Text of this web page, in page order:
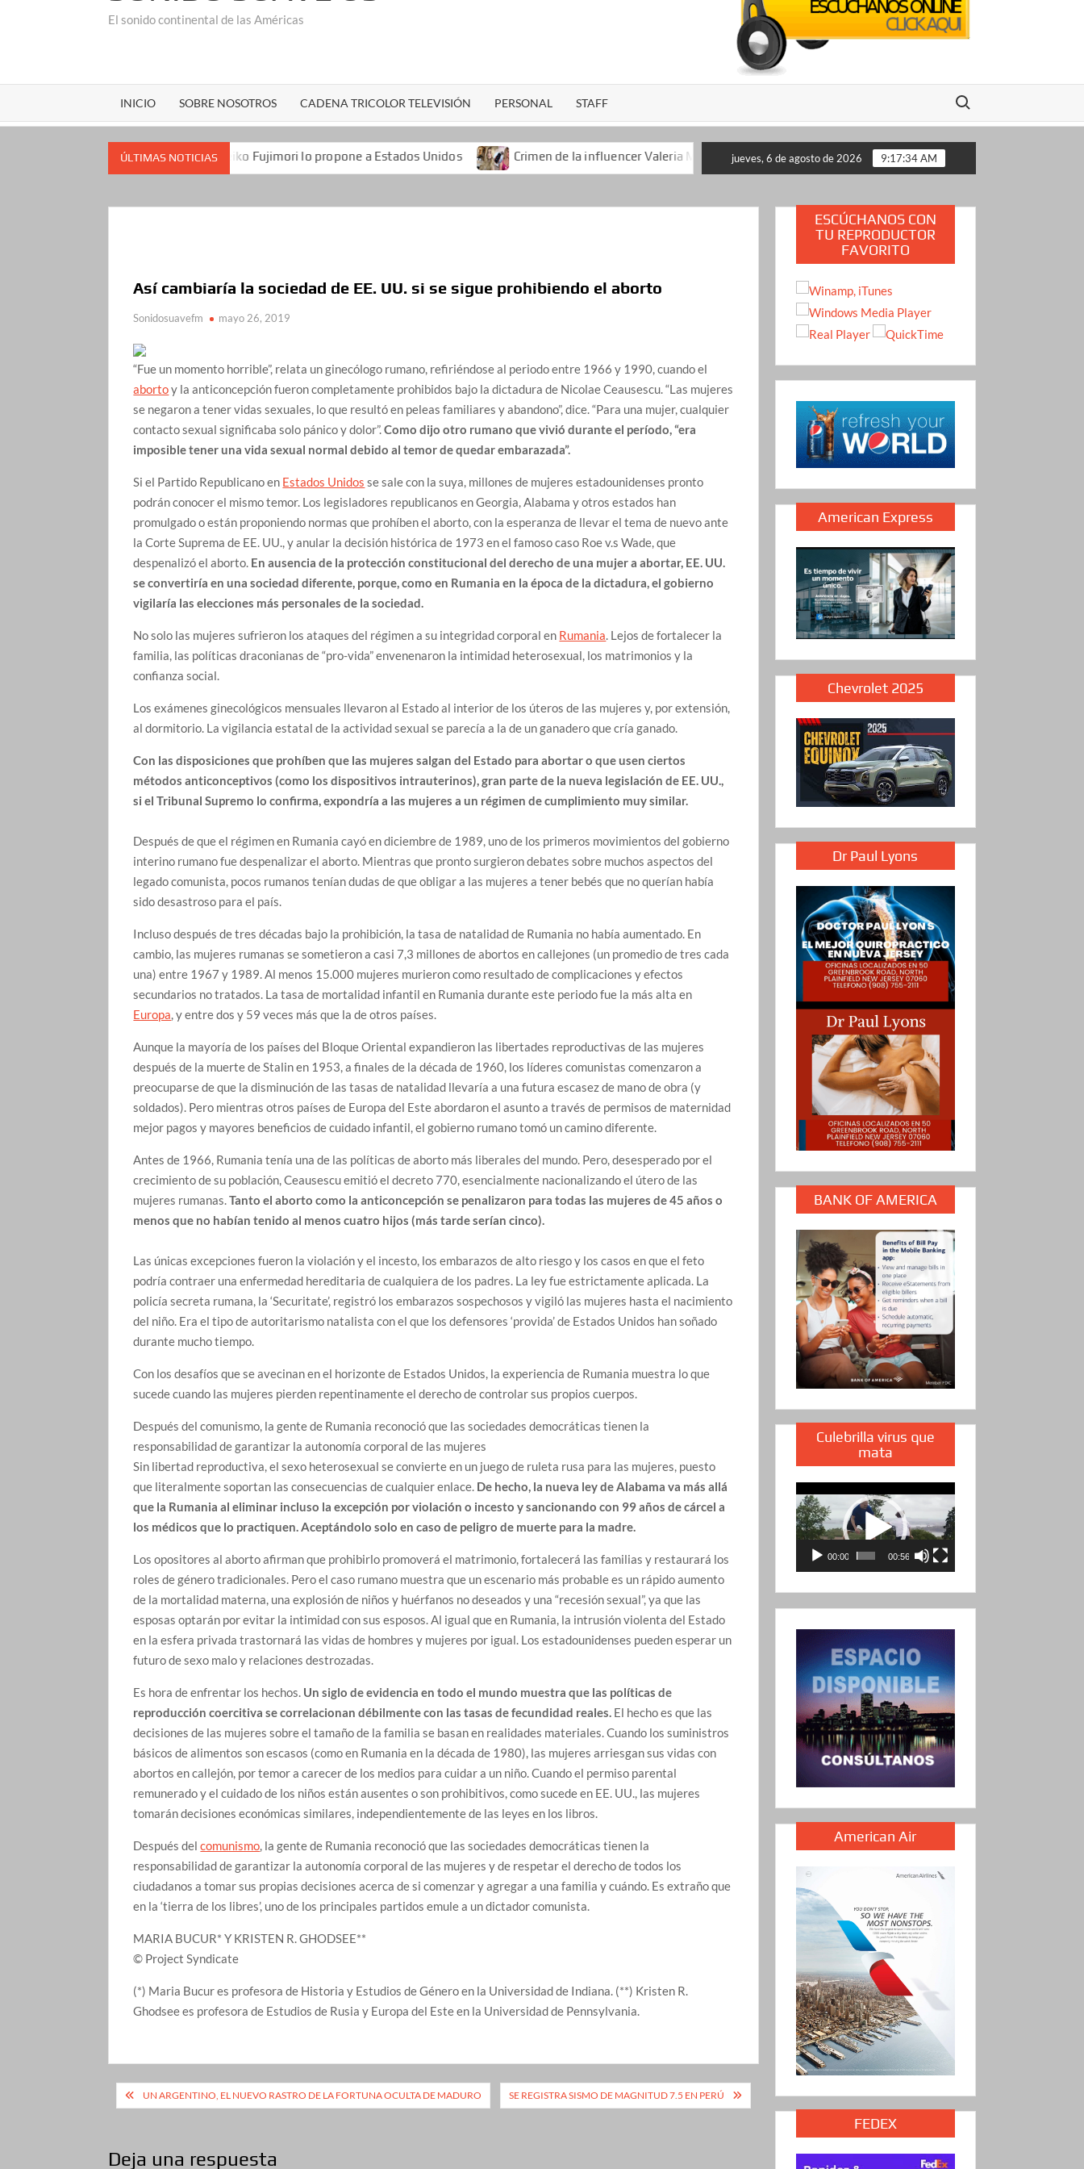
El sonido continental de las Américas
INICIO SOBRE NOSOTROS CADENA TRICOLOR TELEVISIÓN PERSONAL STAFF
Buscar:
ÚLTIMAS NOTICIAS
Keiko Fujimori lo propone a Estados Unidos Crimen de la influencer Valeria Márquez durante una transmisión en vivo en México: se conocen pistas clave del
jueves, 6 de agosto de 2026 9:17:36 AM
Así cambiaría la sociedad de EE. UU. si se sigue prohibiendo el aborto
Sonidosuavefm mayo 26, 2019
“Fue un momento horrible”, relata un ginecólogo rumano, refiriéndose al periodo entre 1966 y 1990, cuando el
abortoy la anticoncepción fueron completamente prohibidos bajo la dictadura de Nicolae Ceausescu. “Las mujeres
se negaron a tener vidas sexuales, lo que resultó en peleas familiares y abandono”, dice. “Para una mujer, cualquier
contacto sexual significaba solo pánico y dolor”.Como dijo otro rumano que vivió durante el período, “era
imposible tener una vida sexual normal debido al temor de quedar embarazada”.
Si el Partido Republicano en Estados Unidos se sale con la suya, millones de mujeres estadounidenses pronto
podrán conocer el mismo temor. Los legisladores republicanos en Georgia, Alabama y otros estados han
promulgado o están proponiendo normas que prohíben el aborto, con la esperanza de llevar el tema de nuevo ante
la Corte Suprema de EE. UU., y anular la decisión histórica de 1973 en el famoso caso Roe v.s Wade, que
despenalizó el aborto. En ausencia de la protección constitucional del derecho de una mujer a abortar, EE. UU.
se convertiría en una sociedad diferente, porque, como en Rumania en la época de la dictadura, el gobierno
vigilaría las elecciones más personales de la sociedad.
No solo las mujeres sufrieron los ataques del régimen a su integridad corporal en Rumania. Lejos de fortalecer la
familia, las políticas draconianas de “pro-vida” envenenaron la intimidad heterosexual, los matrimonios y la
confianza social.
Los exámenes ginecológicos mensuales llevaron al Estado al interior de los úteros de las mujeres y, por extensión,
al dormitorio. La vigilancia estatal de la actividad sexual se parecía a la de un ganadero que cría ganado.
Con las disposiciones que prohíben que las mujeres salgan del Estado para abortar o que usen ciertos
métodos anticonceptivos (como los dispositivos intrauterinos), gran parte de la nueva legislación de EE. UU.,
si el Tribunal Supremo lo confirma, expondría a las mujeres a un régimen de cumplimiento muy similar.
Después de que el régimen en Rumania cayó en diciembre de 1989, uno de los primeros movimientos del gobierno
interino rumano fue despenalizar el aborto. Mientras que pronto surgieron debates sobre muchos aspectos del
legado comunista, pocos rumanos tenían dudas de que obligar a las mujeres a tener bebés que no querían había
sido desastroso para el país.
Incluso después de tres décadas bajo la prohibición, la tasa de natalidad de Rumania no había aumentado. En
cambio, las mujeres rumanas se sometieron a casi 7,3 millones de abortos en callejones (un promedio de tres cada
una) entre 1967 y 1989. Al menos 15.000 mujeres murieron como resultado de complicaciones y efectos
secundarios no tratados. La tasa de mortalidad infantil en Rumania durante este periodo fue la más alta en
Europa, y entre dos y 59 veces más que la de otros países.
Aunque la mayoría de los países del Bloque Oriental expandieron las libertades reproductivas de las mujeres
después de la muerte de Stalin en 1953, a finales de la década de 1960, los líderes comunistas comenzaron a
preocuparse de que la disminución de las tasas de natalidad llevaría a una futura escasez de mano de obra (y
soldados). Pero mientras otros países de Europa del Este abordaron el asunto a través de permisos de maternidad
mejor pagos y mayores beneficios de cuidado infantil, el gobierno rumano tomó un camino diferente.
Antes de 1966, Rumania tenía una de las políticas de aborto más liberales del mundo. Pero, desesperado por el
crecimiento de su población, Ceausescu emitió el decreto 770, esencialmente nacionalizando el útero de las
mujeres rumanas.Tanto el aborto como la anticoncepción se penalizaron para todas las mujeres de 45 años o
menos que no habían tenido al menos cuatro hijos (más tarde serían cinco).
Las únicas excepciones fueron la violación y el incesto, los embarazos de alto riesgo y los casos en que el feto
podría contraer una enfermedad hereditaria de cualquiera de los padres. La ley fue estrictamente aplicada. La
policía secreta rumana, la ‘Securitate’, registró los embarazos sospechosos y vigiló las mujeres hasta el nacimiento
del niño. Era el tipo de autoritarismo natalista con el que los defensores ‘provida’ de Estados Unidos han soñado
durante mucho tiempo.
Con los desafíos que se avecinan en el horizonte de Estados Unidos, la experiencia de Rumania muestra lo que
sucede cuando las mujeres pierden repentinamente el derecho de controlar sus propios cuerpos.
Después del comunismo, la gente de Rumania reconoció que las sociedades democráticas tienen la
responsabilidad de garantizar la autonomía corporal de las mujeres
Sin libertad reproductiva, el sexo heterosexual se convierte en un juego de ruleta rusa para las mujeres, puesto
que literalmente soportan las consecuencias de cualquier enlace. De hecho, la nueva ley de Alabama va más allá
que la Rumania al eliminar incluso la excepción por violación o incesto y sancionando con 99 años de cárcel a
los médicos que lo practiquen. Aceptándolo solo en caso de peligro de muerte para la madre.
Los opositores al aborto afirman que prohibirlo promoverá el matrimonio, fortalecerá las familias y restaurará los
roles de género tradicionales. Pero el caso rumano muestra que un escenario más probable es un rápido aumento
de la mortalidad materna, una explosión de niños y huérfanos no deseados y una “recesión sexual”, ya que las
esposas optarán por evitar la intimidad con sus esposos. Al igual que en Rumania, la intrusión violenta del Estado
en la esfera privada trastornará las vidas de hombres y mujeres por igual. Los estadounidenses pueden esperar un
futuro de sexo malo y relaciones destrozadas.
Es hora de enfrentar los hechos. Un siglo de evidencia en todo el mundo muestra que las políticas de
reproducción coercitiva se correlacionan débilmente con las tasas de fecundidad reales. El hecho es que las
decisiones de las mujeres sobre el tamaño de la familia se basan en realidades materiales. Cuando los suministros
básicos de alimentos son escasos (como en Rumania en la década de 1980), las mujeres arriesgan sus vidas con
abortos en callejón, por temor a carecer de los medios para cuidar a un niño. Cuando el permiso parental
remunerado y el cuidado de los niños están ausentes o son prohibitivos, como sucede en EE. UU., las mujeres
tomarán decisiones económicas similares, independientemente de las leyes en los libros.
Después delcomunismo, la gente de Rumania reconoció que las sociedades democráticas tienen la
responsabilidad de garantizar la autonomía corporal de las mujeres y de respetar el derecho de todos los
ciudadanos a tomar sus propias decisiones acerca de si comenzar y agregar a una familia y cuándo. Es extraño que
en la ‘tierra de los libres’, uno de los principales partidos emule a un dictador comunista.
MARIA BUCUR* Y KRISTEN R. GHODSEE**
© Project Syndicate
(*) Maria Bucur es profesora de Historia y Estudios de Género en la Universidad de Indiana. (**) Kristen R.
Ghodsee es profesora de Estudios de Rusia y Europa del Este en la Universidad de Pennsylvania.
Navegación
entradas
UN ARGENTINO, EL NUEVO RASTRO DE LA FORTUNA OCULTA DE MADURO SE REGISTRA SISMO DE MAGNITUD 7.5 EN PERÚ
Deja una respuesta
ESCÚCHANOS CON
TU REPRODUCTOR
FAVORITO
American Express
Chevrolet 2025
Dr Paul Lyons
BANK OF AMERICA
Culebrilla virus que
mata
Reproductor
de
vídeo
00:00 00:56
American Air
FEDEX